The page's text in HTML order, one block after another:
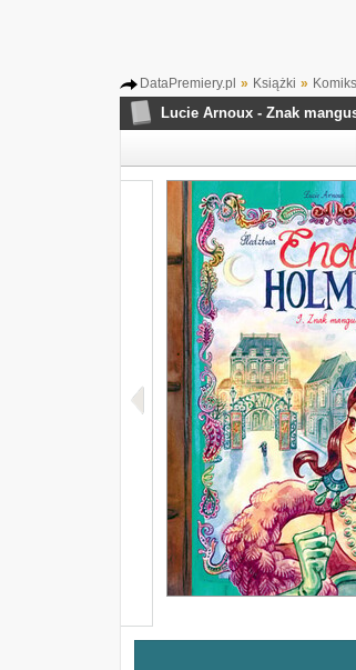
DataPremiery.pl » Książki »
Lucie Arnoux - Znak